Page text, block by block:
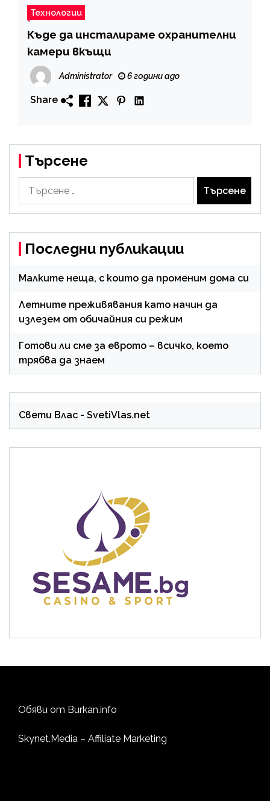
Технологии
Къде да инсталираме охранителни
камери вкъщи
Administrator 6 години ago
Share
Търсене
Последни публикации
Малките неща, с които да променим дома си
Летните преживявания като начин да
излезем от обичайния си режим
Готови ли сме за еврото – всичко, което
трябва да знаем
Свети Влас - SvetiVlas.net
Обяви от Burkan.info
Skynet.Media – Affiliate Marketing